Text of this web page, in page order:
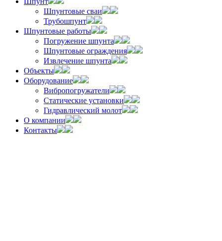
Шпунтовые сваи
Трубошпунт
Шпунтовые работы
Погружение шпунта
Шпунтовые ограждения
Извлечение шпунта
Объекты
Оборудование
Вибропогружатели
Статические установки
Гидравлический молот
О компании
Контакты